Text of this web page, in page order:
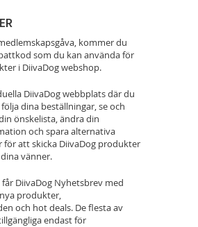
kommer du
som du kan använda för
i DiivaDog webshop.
DiivaDog webbplats där du
dina beställningar, se och
önskelista, ändra din
och spara alternativa
för att skicka DiivaDog produkter
vänner.
DiivaDog Nyhetsbrev med
produkter,
och hot deals. De flesta av
endast för